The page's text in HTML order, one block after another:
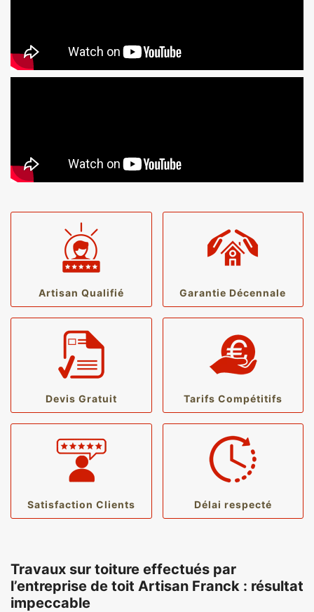
Artisan Qualifié Garantie Décennale
Devis Gratuit Tarifs Compétitifs
Satisfaction Clients Délai respecté
Travaux sur toiture effectués par
l’entreprise de toit Artisan Franck : résultat
impeccable